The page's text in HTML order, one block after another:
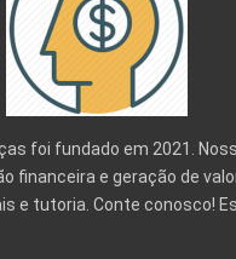
foi fundado em 2021.
financeira e geração de
e tutoria. Conte conosco!